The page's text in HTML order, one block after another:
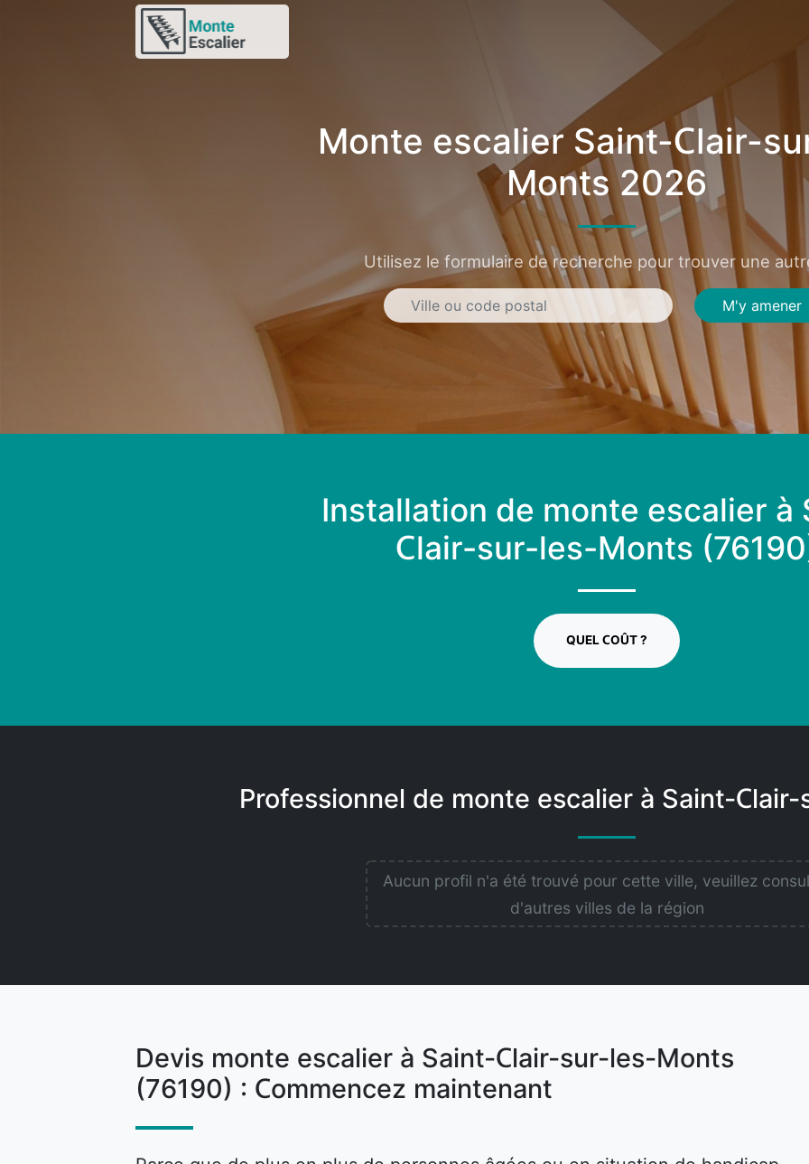
Monte escalier Saint-Clair-
Monts 2026
Utilisez le formulaire de recherche pour trouver une
M'y amener
Installation de monte escalier à
Clair-sur-les-Monts
QUEL COÛT ?
Professionnel de monte escalier à Saint-
Aucun profil n'a été trouvé pour cette ville, veuillez
d'autres villes de la région
Devis monte escalier à Saint-Clair-sur-les-Monts
(76190) : Commencez maintenant